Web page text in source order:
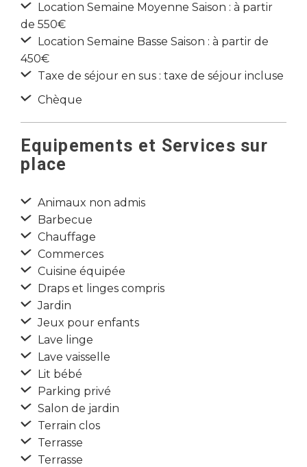
Location Semaine Moyenne Saison : à partir
de 550€
Location Semaine Basse Saison : à partir de
450€
Taxe de séjour en sus : taxe de séjour incluse
Chèque
Equipements et Services sur
place
Animaux non admis
Barbecue
Chauffage
Commerces
Cuisine équipée
Draps et linges compris
Jardin
Jeux pour enfants
Lave linge
Lave vaisselle
Lit bébé
Parking privé
Salon de jardin
Terrain clos
Terrasse
Terrasse